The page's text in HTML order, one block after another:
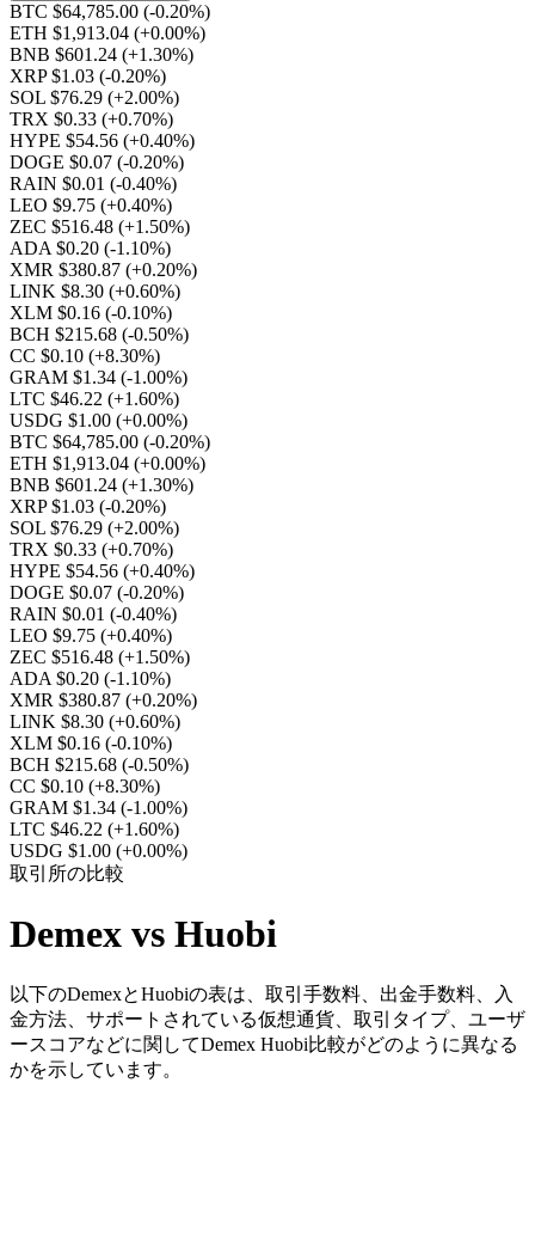
BTC $64,785.00 (-0.20%)
ETH $1,913.04 (+0.00%)
BNB $601.24 (+1.30%)
XRP $1.03 (-0.20%)
SOL $76.29 (+2.00%)
TRX $0.33 (+0.70%)
HYPE $54.56 (+0.40%)
DOGE $0.07 (-0.20%)
RAIN $0.01 (-0.40%)
LEO $9.75 (+0.40%)
ZEC $516.48 (+1.50%)
ADA $0.20 (-1.10%)
XMR $380.87 (+0.20%)
LINK $8.30 (+0.60%)
XLM $0.16 (-0.10%)
BCH $215.68 (-0.50%)
CC $0.10 (+8.30%)
GRAM $1.34 (-1.00%)
LTC $46.22 (+1.60%)
USDG $1.00 (+0.00%)
BTC $64,785.00 (-0.20%)
ETH $1,913.04 (+0.00%)
BNB $601.24 (+1.30%)
XRP $1.03 (-0.20%)
SOL $76.29 (+2.00%)
TRX $0.33 (+0.70%)
HYPE $54.56 (+0.40%)
DOGE $0.07 (-0.20%)
RAIN $0.01 (-0.40%)
LEO $9.75 (+0.40%)
ZEC $516.48 (+1.50%)
ADA $0.20 (-1.10%)
XMR $380.87 (+0.20%)
LINK $8.30 (+0.60%)
XLM $0.16 (-0.10%)
BCH $215.68 (-0.50%)
CC $0.10 (+8.30%)
GRAM $1.34 (-1.00%)
LTC $46.22 (+1.60%)
USDG $1.00 (+0.00%)
取引所の比較
Demex vs Huobi
以下のDemexとHuobiの表は、取引手数料、出金手数料、入
金方法、サポートされている仮想通貨、取引タイプ、ユーザ
ースコアなどに関してDemex Huobi比較がどのように異なる
かを示しています。